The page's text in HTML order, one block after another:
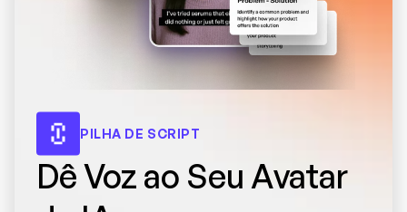
PILHA DE SCRIPT
Dê Voz ao Seu Avatar